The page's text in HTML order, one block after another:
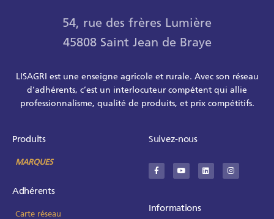
54, rue des frères Lumière
45808 Saint Jean de Braye
LISAGRI est une enseigne agricole et rurale. Avec son réseau
d’adhérents, c’est un interlocuteur compétent qui allie
professionnalisme, qualité de produits, et prix compétitifs.
Produits
MARQUES
Adhérents
Carte réseau
Suivez-nous
Informations